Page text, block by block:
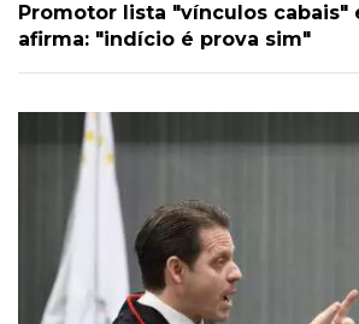
Promotor lista "vínculos cabais"
afirma: "indício é prova sim"